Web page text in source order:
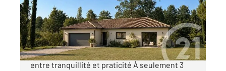
Terrain à vendre
110 000 €
À 20 min de TOULOUSE ! Un cadre de vie rare,
entre tranquillité et praticité À seulement 3